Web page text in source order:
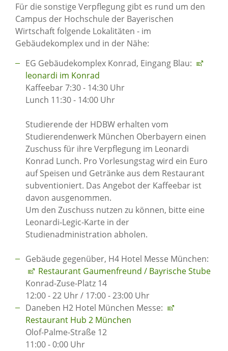
Für die sonstige Verpflegung gibt es rund um den
Campus der Hochschule der Bayerischen
Wirtschaft folgende Lokalitäten - im
Gebäudekomplex und in der Nähe:
EG Gebäudekomplex Konrad, Eingang Blau:
leonardi im Konrad
Kaffeebar 7:30 - 14:30 Uhr
Lunch 11:30 - 14:00 Uhr
Studierende der HDBW erhalten vom
Studierendenwerk München Oberbayern einen
Zuschuss für ihre Verpflegung im Leonardi
Konrad Lunch. Pro Vorlesungstag wird ein Euro
auf Speisen und Getränke aus dem Restaurant
subventioniert. Das Angebot der Kaffeebar ist
davon ausgenommen.
Um den Zuschuss nutzen zu können, bitte eine
Leonardi-Legic-Karte in der
Studienadministration abholen.
Gebäude gegenüber, H4 Hotel Messe München:
Restaurant Gaumenfreund / Bayrische Stube
Konrad-Zuse-Platz 14
12:00 - 22 Uhr / 17:00 - 23:00 Uhr
Daneben H2 Hotel München Messe:
Restaurant Hub 2 München
Olof-Palme-Straße 12
11:00 - 0:00 Uhr